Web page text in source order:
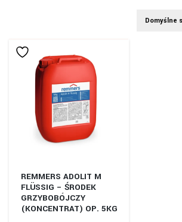
REMMERS ADOLIT M
FLÜSSIG – ŚRODEK
GRZYBOBÓJCZY
(KONCENTRAT) OP. 5KG